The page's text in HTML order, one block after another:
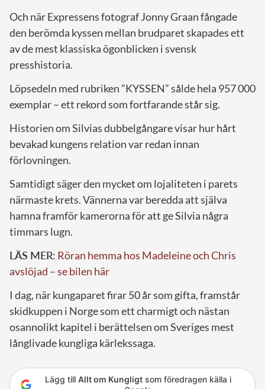
Och när Expressens fotograf Jonny Graan fångade
den berömda kyssen mellan brudparet skapades ett
av de mest klassiska ögonblicken i svensk
presshistoria.
Löpsedeln med rubriken ”KYSSEN” sålde hela 957 000
exemplar – ett rekord som fortfarande står sig.
Historien om Silvias dubbelgångare visar hur hårt
bevakad kungens relation var redan innan
förlovningen.
Samtidigt säger den mycket om lojaliteten i parets
närmaste krets. Vännerna var beredda att själva
hamna framför kamerorna för att ge Silvia några
timmars lugn.
LÄS MER: Röran hemma hos Madeleine och Chris
avslöjad – se bilen här
I dag, när kungaparet firar 50 år som gifta, framstår
skidkuppen i Norge som ett charmigt och nästan
osannolikt kapitel i berättelsen om Sveriges mest
långlivade kungliga kärlekssaga.
Lägg till Allt om Kungligtsom föredragen källa i